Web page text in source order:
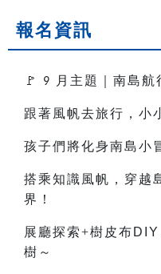
報名資訊
🚩 9 月主題｜南島
跟著風帆去旅行，小
孩子們將化身南島小
搭乘知識風帆，穿越
界！
展廳探索+樹皮布 DIY
樹～